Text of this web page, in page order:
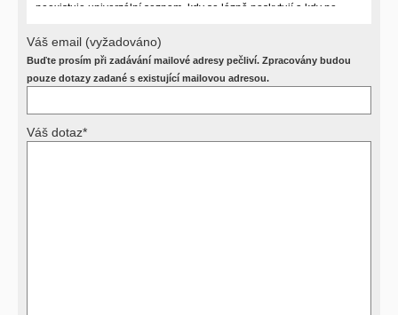
neexistuje univerzální seznam, kdy se lázně poskytují a kdy ne.
postižení pacienta a dalších zdravotních okolnostech.
Požádejte svého ošetřujícího lékaře o návrh, který pak posoudí
příslušný revizní lékař. My vám spolehlivou odpověď dát
Výsledky vyšetření
Váš email (vyžadováno)
Buďte prosím při zadávání mailové adresy pečliví. Zpracovány budou
pouze dotazy zadané s existující mailovou adresou.
Váš dotaz*